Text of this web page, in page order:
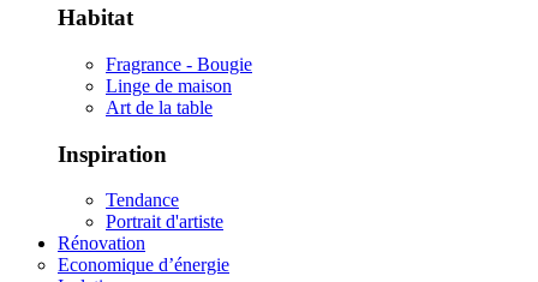
Habitat
Fragrance - Bougie
Linge de maison
Art de la table
Inspiration
Tendance
Portrait d'artiste
Rénovation
Economique d’énergie